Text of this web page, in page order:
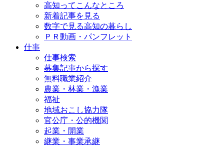
高知ってこんなところ
新着記事を見る
数字で見る高知の暮らし
ＰＲ動画・パンフレット
仕事
仕事検索
募集記事から探す
無料職業紹介
農業・林業・漁業
福祉
地域おこし協力隊
官公庁・公的機関
起業・開業
継業・事業承継